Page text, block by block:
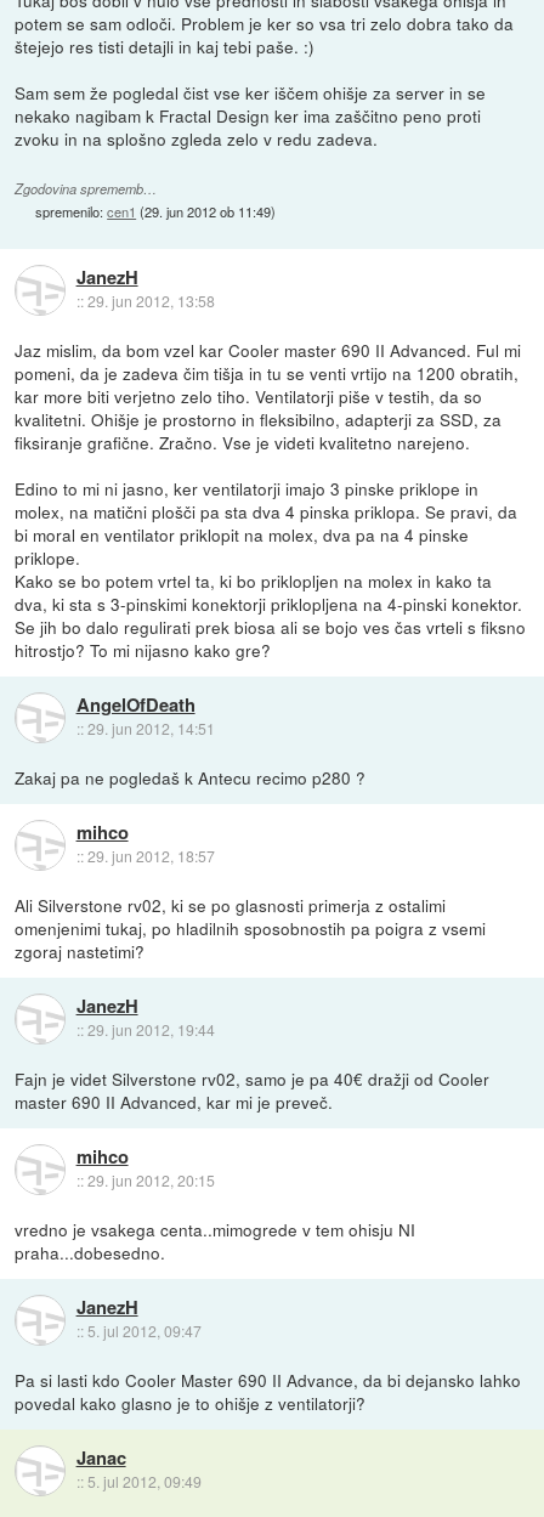
potem se sam odloči. Problem je ker so vsa tri zelo dobra tako da
štejejo res tisti detajli in kaj tebi paše. :)
Sam sem že pogledal čist vse ker iščem ohišje za server in se
nekako nagibam k Fractal Design ker ima zaščitno peno proti
zvoku in na splošno zgleda zelo v redu zadeva.
Zgodovina sprememb…
spremenilo:cen1 (29. jun 2012 ob 11:49)
JanezH
::29. jun 2012, 13:58
Jaz mislim, da bom vzel kar Cooler master 690 II Advanced. Ful mi
pomeni, da je zadeva čim tišja in tu se venti vrtijo na 1200 obratih,
kar more biti verjetno zelo tiho. Ventilatorji piše v testih, da so
kvalitetni. Ohišje je prostorno in fleksibilno, adapterji za SSD, za
fiksiranje grafične. Zračno. Vse je videti kvalitetno narejeno.
Edino to mi ni jasno, ker ventilatorji imajo 3 pinske priklope in
molex, na matični plošči pa sta dva 4 pinska priklopa. Se pravi, da
bi moral en ventilator priklopit na molex, dva pa na 4 pinske
priklope.
Kako se bo potem vrtel ta, ki bo priklopljen na molex in kako ta
dva, ki sta s 3-pinskimi konektorji priklopljena na 4-pinski konektor.
Se jih bo dalo regulirati prek biosa ali se bojo ves čas vrteli s fiksno
hitrostjo? To mi nijasno kako gre?
AngelOfDeath
::29. jun 2012, 14:51
Zakaj pa ne pogledaš k Antecu recimo p280 ?
mihco
::29. jun 2012, 18:57
Ali Silverstone rv02, ki se po glasnosti primerja z ostalimi
omenjenimi tukaj, po hladilnih sposobnostih pa poigra z vsemi
zgoraj nastetimi?
JanezH
::29. jun 2012, 19:44
Fajn je videt Silverstone rv02, samo je pa 40€ dražji od Cooler
master 690 II Advanced, kar mi je preveč.
mihco
::29. jun 2012, 20:15
vredno je vsakega centa..mimogrede v tem ohisju NI
praha...dobesedno.
JanezH
:: 5. jul 2012, 09:47
Pa si lasti kdo Cooler Master 690 II Advance, da bi dejansko lahko
povedal kako glasno je to ohišje z ventilatorji?
Janac
:: 5. jul 2012, 09:49